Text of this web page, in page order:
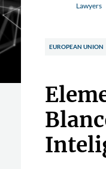
Lawyers
EUROPEAN UNION